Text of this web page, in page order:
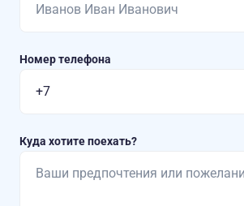
Номер телефона
Куда хотите поехать?